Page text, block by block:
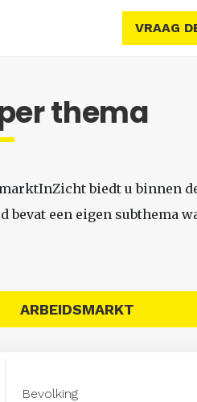
VRAAG
thema
biedt u binnen
bevat een eigen subthema
ARBEIDSMARKT
Bevolking